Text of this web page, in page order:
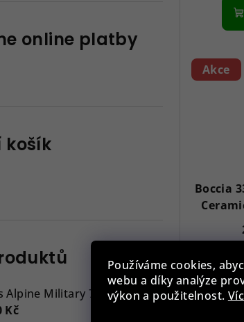
Používáme cookies,
webu a díky analýze
výkon a použitelnost.
online platby
košík
Alpine Military 7043.9177
Kč
Akce
Boccia